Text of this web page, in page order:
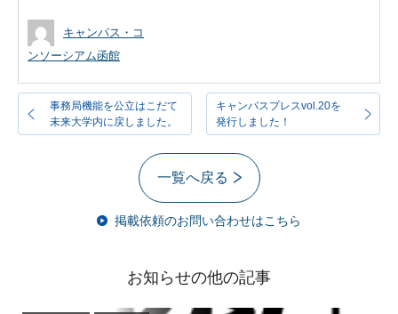
キャンパス・コ
ンソーシアム函館
事務局機能を公立はこだて
未来大学内に戻しました。
キャンパスプレスvol.20を
発行しました！
一覧へ戻る
掲載依頼のお問い合わせはこちら
お知らせの他の記事